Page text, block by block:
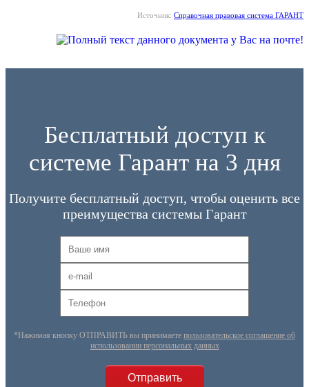
Источник: Справочная правовая система ГАРАНТ
Бесплатный доступ к
системе Гарант на 3 дня
Получите бесплатный доступ, чтобы оценить все
преимущества системы Гарант
*Нажимая кнопку ОТПРАВИТЬ вы принимаете пользовательское соглашение об
использовании персональных данных